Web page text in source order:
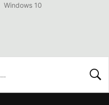
Windows 10